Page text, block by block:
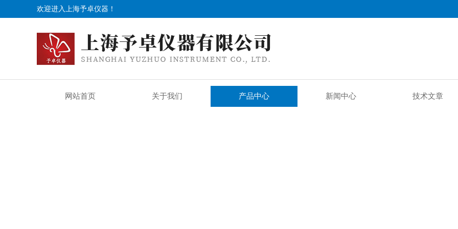
欢迎进入上海予卓仪器！
网站首页 关于我们 产品中心 新闻中心 技术文章